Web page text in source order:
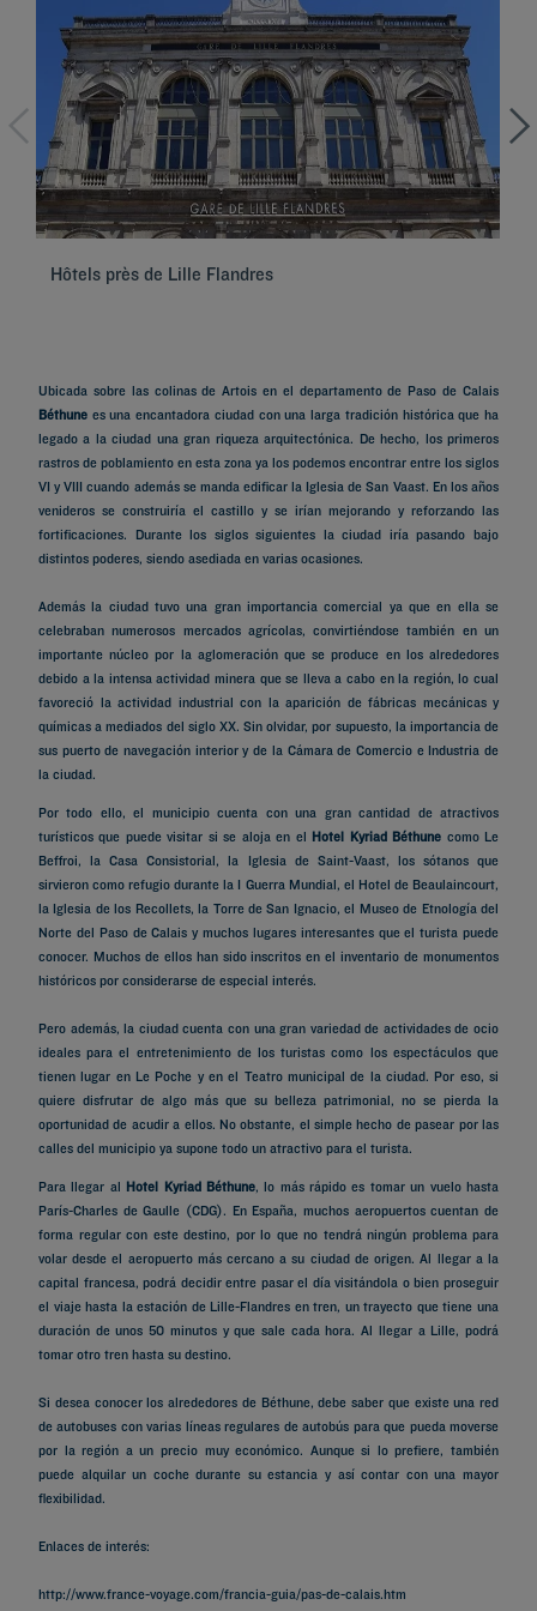
Hôtels près de Lille Flandres
Ubicada sobre las colinas de Artois en el departamento de Paso de Calais
Béthune es una encantadora ciudad con una larga tradición histórica que ha
legado a la ciudad una gran riqueza arquitectónica. De hecho, los primeros
rastros de poblamiento en esta zona ya los podemos encontrar entre los siglos
VI y VIII cuando además se manda edificar la Iglesia de San Vaast. En los años
venideros se construiría el castillo y se irían mejorando y reforzando las
fortificaciones. Durante los siglos siguientes la ciudad iría pasando bajo
distintos poderes, siendo asediada en varias ocasiones.
Además la ciudad tuvo una gran importancia comercial ya que en ella se
celebraban numerosos mercados agrícolas, convirtiéndose también en un
importante núcleo por la aglomeración que se produce en los alrededores
debido a la intensa actividad minera que se lleva a cabo en la región, lo cual
favoreció la actividad industrial con la aparición de fábricas mecánicas y
químicas a mediados del siglo XX. Sin olvidar, por supuesto, la importancia de
sus puerto de navegación interior y de la Cámara de Comercio e Industria de
la ciudad.
Por todo ello, el municipio cuenta con una gran cantidad de atractivos
turísticos que puede visitar si se aloja en el Hotel Kyriad Béthune como Le
Beffroi, la Casa Consistorial, la Iglesia de Saint-Vaast, los sótanos que
sirvieron como refugio durante la I Guerra Mundial, el Hotel de Beaulaincourt,
la Iglesia de los Recollets, la Torre de San Ignacio, el Museo de Etnología del
Norte del Paso de Calais y muchos lugares interesantes que el turista puede
conocer. Muchos de ellos han sido inscritos en el inventario de monumentos
históricos por considerarse de especial interés.
Pero además, la ciudad cuenta con una gran variedad de actividades de ocio
ideales para el entretenimiento de los turistas como los espectáculos que
tienen lugar en Le Poche y en el Teatro municipal de la ciudad. Por eso, si
quiere disfrutar de algo más que su belleza patrimonial, no se pierda la
oportunidad de acudir a ellos. No obstante, el simple hecho de pasear por las
calles del municipio ya supone todo un atractivo para el turista.
Para llegar al Hotel Kyriad Béthune, lo más rápido es tomar un vuelo hasta
París-Charles de Gaulle (CDG). En España, muchos aeropuertos cuentan de
forma regular con este destino, por lo que no tendrá ningún problema para
volar desde el aeropuerto más cercano a su ciudad de origen. Al llegar a la
capital francesa, podrá decidir entre pasar el día visitándola o bien proseguir
el viaje hasta la estación de Lille-Flandres en tren, un trayecto que tiene una
duración de unos 50 minutos y que sale cada hora. Al llegar a Lille, podrá
tomar otro tren hasta su destino.
Si desea conocer los alrededores de Béthune, debe saber que existe una red
de autobuses con varias líneas regulares de autobús para que pueda moverse
por la región a un precio muy económico. Aunque si lo prefiere, también
puede alquilar un coche durante su estancia y así contar con una mayor
flexibilidad.
Enlaces de interés:
http://www.france-voyage.com/francia-guia/pas-de-calais.htm